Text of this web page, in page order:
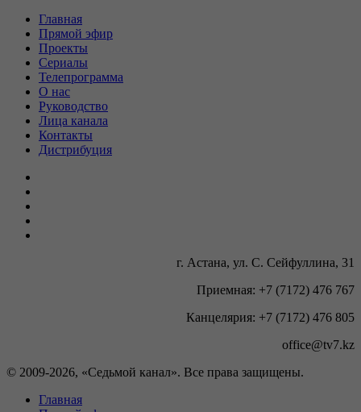
Главная
Прямой эфир
Проекты
Сериалы
Телепрограмма
О нас
Руководство
Лица канала
Контакты
Дистрибуция
г. Астана, ул. С. Сейфуллина, 31
Приемная: +7 (7172) 476 767
Канцелярия: +7 (7172) 476 805
office@tv7.kz
© 2009-2026, «Седьмой канал». Все права защищены.
Главная